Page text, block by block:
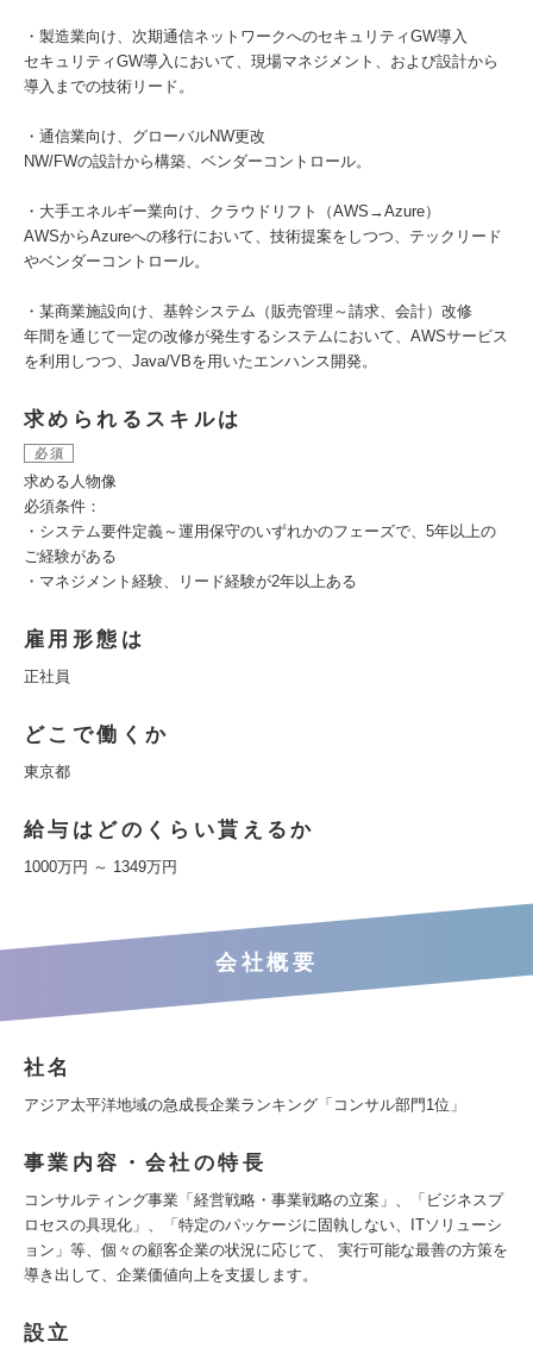
・製造業向け、次期通信ネットワークへのセキュリティGW導入
セキュリティGW導入において、現場マネジメント、および設計から
導入までの技術リード。
・通信業向け、グローバルNW更改
NW/FWの設計から構築、ベンダーコントロール。
・大手エネルギー業向け、クラウドリフト（AWS→Azure）
AWSからAzureへの移行において、技術提案をしつつ、テックリード
やベンダーコントロール。
・某商業施設向け、基幹システム（販売管理～請求、会計）改修
年間を通じて一定の改修が発生するシステムにおいて、AWSサービス
を利用しつつ、Java/VBを用いたエンハンス開発。
求められるスキルは
必須
求める人物像
必須条件：
・システム要件定義～運用保守のいずれかのフェーズで、5年以上の
ご経験がある
・マネジメント経験、リード経験が2年以上ある
雇用形態は
正社員
どこで働くか
東京都
給与はどのくらい貰えるか
1000万円 ～ 1349万円
会社概要
社名
アジア太平洋地域の急成長企業ランキング「コンサル部門1位」
事業内容・会社の特長
コンサルティング事業「経営戦略・事業戦略の立案」、「ビジネスプ
ロセスの具現化」、「特定のパッケージに固執しない、ITソリューシ
ョン」等、個々の顧客企業の状況に応じて、 実行可能な最善の方策を
導き出して、企業価値向上を支援します。
設立